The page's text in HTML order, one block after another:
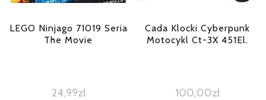
LEGO Ninjago 71019 Seria
The Movie
24,99zł
Cada Klocki Cyberpunk
Motocykl Ct-3X 451El.
100,00zł